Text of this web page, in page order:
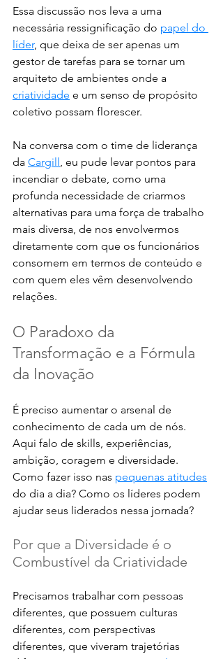
Essa discussão nos leva a uma
necessária ressignificação do papel do
líder, que deixa de ser apenas um
gestor de tarefas para se tornar um
arquiteto de ambientes onde a
criatividade e um senso de propósito
coletivo possam florescer.
Na conversa com o time de liderança
da Cargill , eu pude levar pontos para
incendiar o debate, como uma
profunda necessidade de criarmos
alternativas para uma força de trabalho
mais diversa, de nos envolvermos
diretamente com que os funcionários
consomem em termos de conteúdo e
com quem eles vêm desenvolvendo
relações.
O Paradoxo da
Transformação e a Fórmula
da Inovação
É preciso aumentar o arsenal de
conhecimento de cada um de nós.
Aqui falo de skills, experiências,
ambição, coragem e diversidade.
Como fazer isso nas pequenas atitudes
do dia a dia? Como os líderes podem
ajudar seus liderados nessa jornada?
Por que a Diversidade é o
Combustível da Criatividade
Precisamos trabalhar com pessoas
diferentes, que possuem culturas
diferentes, com perspectivas
diferentes, que viveram trajetórias